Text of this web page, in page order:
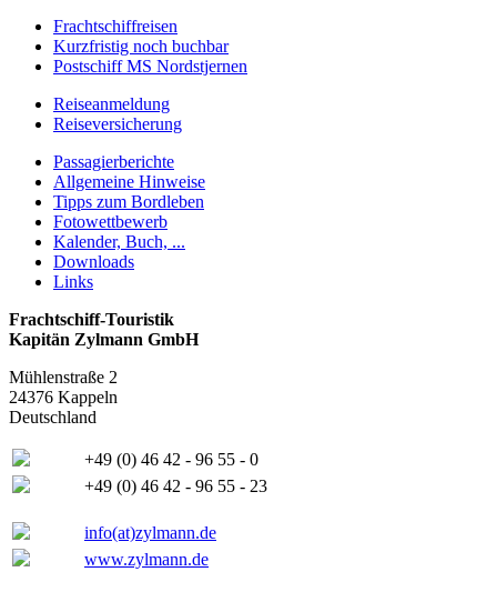
Frachtschiffreisen
Kurzfristig noch buchbar
Postschiff MS Nordstjernen
Reiseanmeldung
Reiseversicherung
Passagierberichte
Allgemeine Hinweise
Tipps zum Bordleben
Fotowettbewerb
Kalender, Buch, ...
Downloads
Links
Frachtschiff-Touristik
Kapitän Zylmann GmbH
Mühlenstraße 2
24376 Kappeln
Deutschland
+49 (0) 46 42 - 96 55 - 0
+49 (0) 46 42 - 96 55 - 23
info(at)zylmann.de
www.zylmann.de